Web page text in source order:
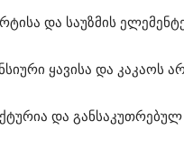
და საუზმის
ყავისა და კაკაოს
და